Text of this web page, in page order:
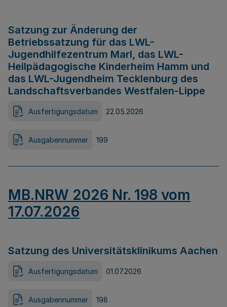
Satzung zur Änderung der
Betriebssatzung für das LWL-
Jugendhilfezentrum Marl, das LWL-
Heilpädagogische Kinderheim Hamm und
das LWL-Jugendheim Tecklenburg des
Landschaftsverbandes Westfalen-Lippe
Ausfertigungsdatum 22.05.2026
Ausgabennummer 199
MB.NRW 2026 Nr. 198 vom
17.07.2026
Satzung des Universitätsklinikums Aachen
Ausfertigungsdatum 01.07.2026
Ausgabennummer 198